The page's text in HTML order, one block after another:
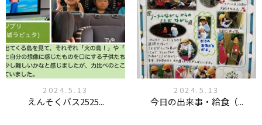
2024.5.13
えんそくバス2525...
2024.5.13
今日の出来事・給食（...